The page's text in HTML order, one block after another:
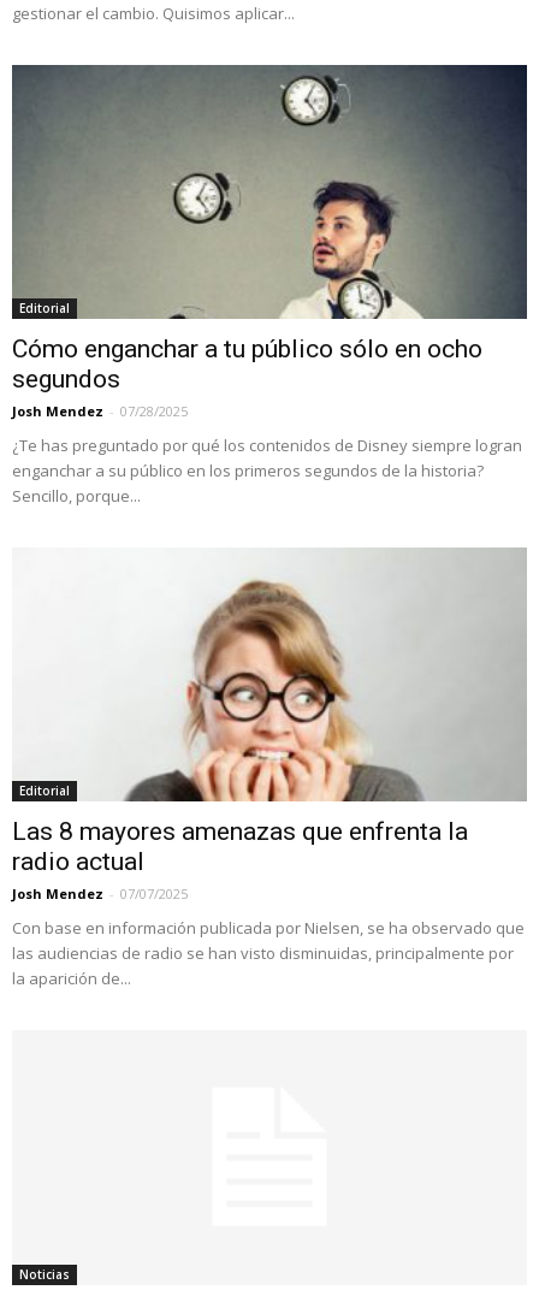
gestionar el cambio. Quisimos aplicar...
Editorial
Cómo enganchar a tu público sólo en ocho
segundos
Josh Mendez - 07/28/2025
¿Te has preguntado por qué los contenidos de Disney siempre logran
enganchar a su público en los primeros segundos de la historia?
Sencillo, porque...
Editorial
Las 8 mayores amenazas que enfrenta la
radio actual
Josh Mendez - 07/07/2025
Con base en información publicada por Nielsen, se ha observado que
las audiencias de radio se han visto disminuidas, principalmente por
la aparición de...
Noticias